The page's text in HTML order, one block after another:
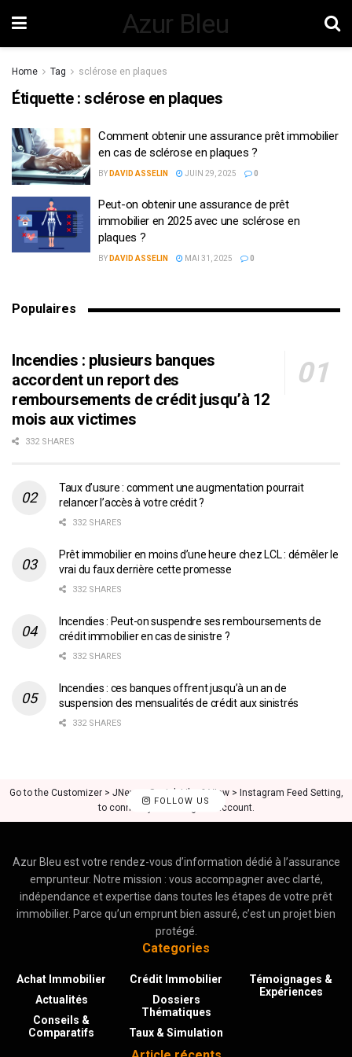
Azur Bleu
Home Tag sclérose en plaques
Étiquette :sclérose en plaques
Comment obtenir une assurance prêt immobilier
en cas de sclérose en plaques ?
BY DAVID ASSELIN JUIN 29, 2025 0
Peut-on obtenir une assurance de prêt
immobilier en 2025 avec une sclérose en
plaques ?
BY DAVID ASSELIN MAI 31, 2025 0
Populaires
Incendies : plusieurs banques
accordent un report des
remboursements de crédit jusqu’à 12
mois aux victimes
332 SHARES
Taux d’usure : comment une augmentation pourrait
relancer l’accès à votre crédit ?
332 SHARES
Prêt immobilier en moins d’une heure chez LCL : démêler le
vrai du faux derrière cette promesse
332 SHARES
Incendies : Peut-on suspendre ses remboursements de
crédit immobilier en cas de sinistre ?
332 SHARES
Incendies : ces banques offrent jusqu’à un an de
suspension des mensualités de crédit aux sinistrés
332 SHARES
FOLLOW US
Go to the Customizer > JNews : Social, Like & View > Instagram Feed Setting,
to connect your Instagram account.
Azur Bleu est votre rendez-vous d’information dédié à l’assurance
emprunteur. Notre mission : vous accompagner avec clarté,
indépendance et expertise dans toutes les étapes de votre prêt
immobilier. Parce qu’un emprunt bien assuré, c’est un projet bien
protégé.
Categories
Achat Immobilier
Actualités
Conseils &
Comparatifs
Crédit Immobilier
Dossiers
Thématiques
Taux & Simulation
Témoignages &
Expériences